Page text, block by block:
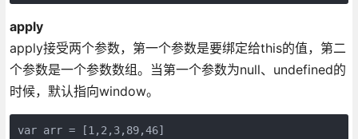
apply
apply接受两个参数，第一个参数是要绑定给this的值，第二
个参数是一个参数数组。当第一个参数为null、undefined的
时候，默认指向window。
var arr = [1,2,3,89,46]